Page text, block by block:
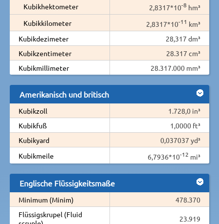
Kubikhektometer
2,8317*10-8 hm³
Kubikkilometer
2,8317*10-11 km³
Kubikdezimeter
28,317 dm³
Kubikzentimeter
28.317 cm³
Kubikmillimeter
28.317.000 mm³
Amerikanisch und britisch
Kubikzoll
1.728,0 in³
Kubikfuß
1,0000 ft³
Kubikyard
0,037037 yd³
Kubikmeile
6,7936*10-12 mi³
Englische Flüssigkeitsmaße
Minimum (Minim)
478.370
Flüssigskrupel (Fluid
23.919